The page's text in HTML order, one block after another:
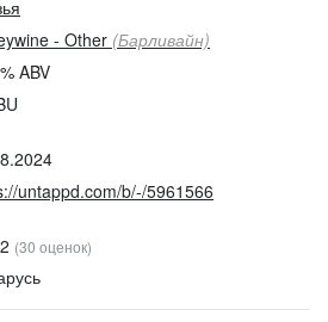
- Other (Барливайн)
ABV
untappd.com/b/-/5961566
(30 оценок)